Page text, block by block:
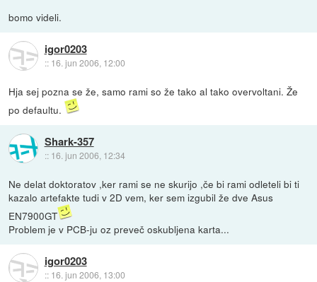
bomo videli.
igor0203
:: 16. jun 2006, 12:00
Hja sej pozna se že, samo rami so že tako al tako overvoltani. Že
po defaultu.
Shark-357
:: 16. jun 2006, 12:34
Ne delat doktoratov ,ker rami se ne skurijo ,če bi rami odleteli bi ti
kazalo artefakte tudi v 2D vem, ker sem izgubil že dve Asus
EN7900GT
Problem je v PCB-ju oz preveč oskubljena karta...
igor0203
:: 16. jun 2006, 13:00